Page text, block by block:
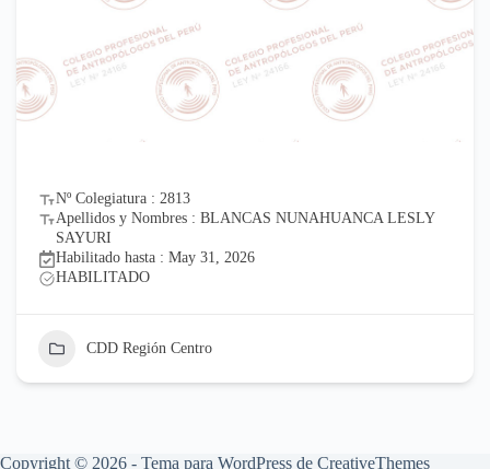
Nº Colegiatura : 2813
Apellidos y Nombres : BLANCAS NUNAHUANCA LESLY
SAYURI
Habilitado hasta : May 31, 2026
HABILITADO
CDD Región Centro
Copyright © 2026 - Tema para WordPress de CreativeThemes